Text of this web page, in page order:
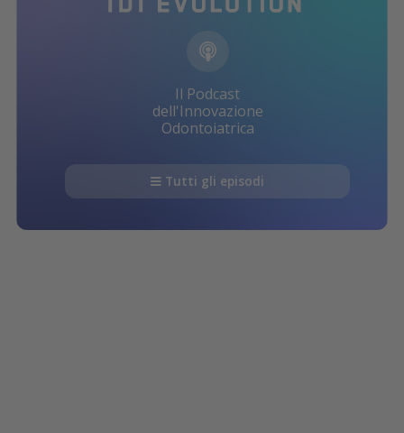
Il Podcast
dell'Innovazione
Odontoiatrica
Tutti gli episodi